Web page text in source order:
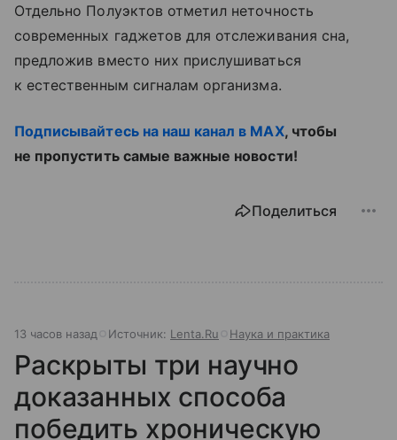
Отдельно Полуэктов отметил неточность
современных гаджетов для отслеживания сна,
предложив вместо них прислушиваться
к естественным сигналам организма.
Подписывайтесь на наш канал в MAX, чтобы
не пропустить самые важные новости!
Поделиться
13 часов назад Источник: Lenta.Ru Наука и практика
Раскрыты три научно
доказанных способа
победить хроническую